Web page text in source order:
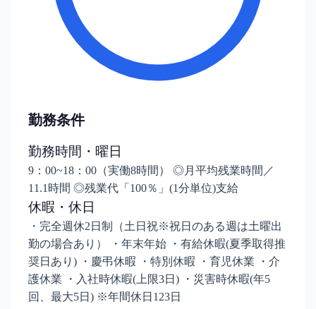
勤務条件
勤務時間・曜日
9：00~18：00（実働8時間） ◎月平均残業時間／
11.1時間 ◎残業代「100％」(1分単位)支給
休暇・休日
・完全週休2日制（土日祝※祝日のある週は土曜出
勤の場合あり） ・年末年始 ・有給休暇(夏季取得推
奨日あり) ・慶弔休暇 ・特別休暇 ・育児休業 ・介
護休業 ・入社時休暇(上限3日) ・災害時休暇(年5
回、最大5日) ※年間休日123日